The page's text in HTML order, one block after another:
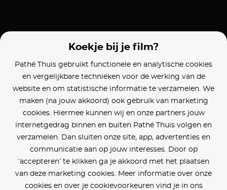
Koekje bij je film?
Pathé Thuis gebruikt functionele en analytische cookies
en vergelijkbare technieken voor de werking van de
website en om statistische informatie te verzamelen. We
maken (na jouw akkoord) ook gebruik van marketing
cookies. Hiermee kunnen wij en onze partners jouw
internetgedrag binnen en buiten Pathé Thuis volgen en
verzamelen. Dan sluiten onze site, app, advertenties en
communicatie aan op jouw interesses. Door op
‘accepteren’ te klikken ga je akkoord met het plaatsen
van deze marketing cookies. Meer informatie over onze
cookies en over je cookievoorkeuren vind je in ons